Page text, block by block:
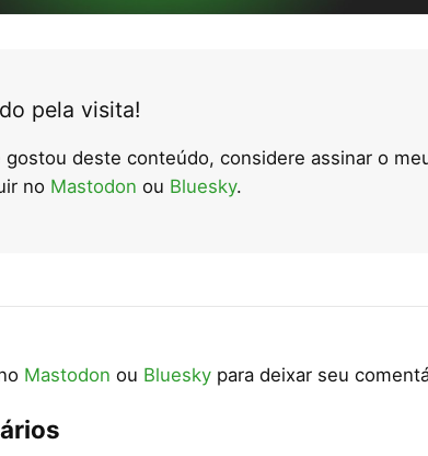
pela visita!
gostou deste conteúdo, considere assinar o
no Mastodon ou Bluesky.
Mastodon ou Bluesky para deixar seu